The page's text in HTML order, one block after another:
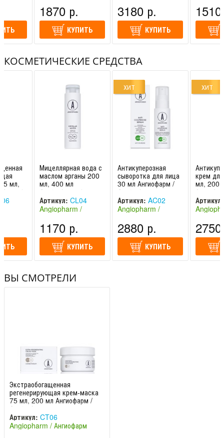
1870 р.
КУПИТЬ
3180 р.
КУПИТЬ
КОСМЕТИЧЕСКИЕ СРЕДСТВА
мл,
/
Мицеллярная вода с
маслом арганы 200
мл, 400 мл
Angiopharm /
Ангиофарм
Артикул: CL04
Angiopharm /
1170 р.
КУПИТЬ
ХИТ
Антикуперозная
сыворотка для лица
30 мл Ангиофарм /
Angiopharm
Артикул: AC02
Angiopharm /
2880 р.
КУПИТЬ
ХИТ
крем
мл, 200
Артикул:
ВЫ СМОТРЕЛИ
Экстраобогащенная
регенерирующая крем-маска
75 мл, 200 мл Ангиофарм /
Angiopharm
Артикул: CT06
Angiopharm / Ангиофарм